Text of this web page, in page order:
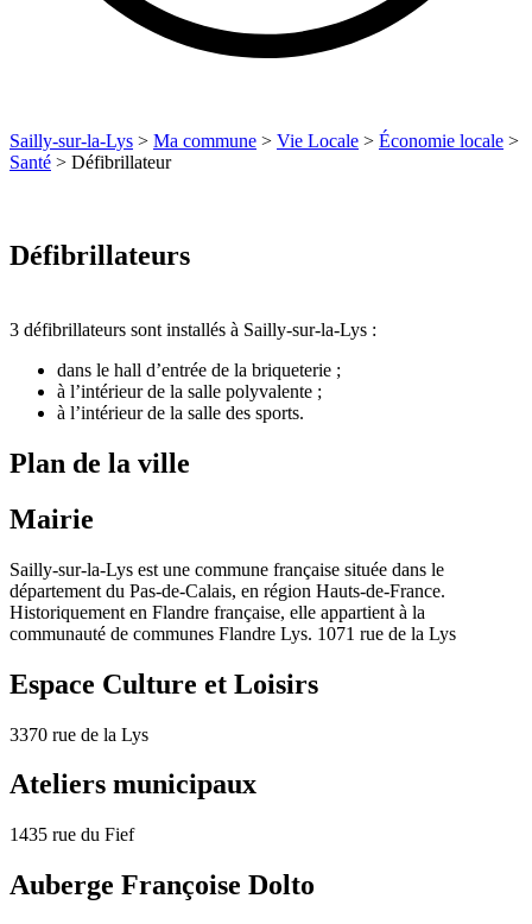
Sailly-sur-la-Lys > Ma commune > Vie Locale > Économie locale >
Santé > Défibrillateur
Défibrillateurs
3 défibrillateurs sont installés à Sailly-sur-la-Lys :
dans le hall d’entrée de la briqueterie ;
à l’intérieur de la salle polyvalente ;
à l’intérieur de la salle des sports.
Plan de la ville
Mairie
Sailly-sur-la-Lys est une commune française située dans le
département du Pas-de-Calais, en région Hauts-de-France.
Historiquement en Flandre française, elle appartient à la
communauté de communes Flandre Lys. 1071 rue de la Lys
Espace Culture et Loisirs
3370 rue de la Lys
Ateliers municipaux
1435 rue du Fief
Auberge Françoise Dolto